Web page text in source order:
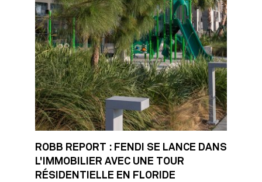
ROBB REPORT : FENDI SE LANCE DANS
L'IMMOBILIER AVEC UNE TOUR
RÉSIDENTIELLE EN FLORIDE